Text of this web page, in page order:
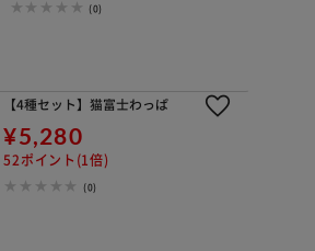
(0)
【4種セット】猫富士わっぱ
¥5,280
52ポイント(1倍)
(0)